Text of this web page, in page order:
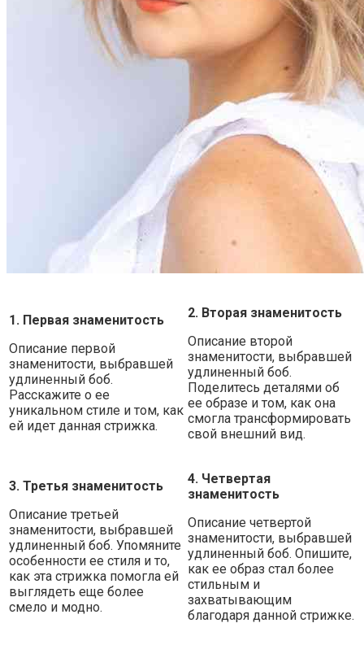
1. Первая знаменитость
Описание первой
знаменитости, выбравшей
удлиненный боб.
Расскажите о ее
уникальном стиле и том, как
ей идет данная стрижка.
2. Вторая знаменитость
Описание второй
знаменитости, выбравшей
удлиненный боб.
Поделитесь деталями об
ее образе и том, как она
смогла трансформировать
свой внешний вид.
3. Третья знаменитость
Описание третьей
знаменитости, выбравшей
удлиненный боб. Упомяните
особенности ее стиля и то,
как эта стрижка помогла ей
выглядеть еще более
смело и модно.
4. Четвертая
знаменитость
Описание четвертой
знаменитости, выбравшей
удлиненный боб. Опишите,
как ее образ стал более
стильным и
захватывающим
благодаря данной стрижке.